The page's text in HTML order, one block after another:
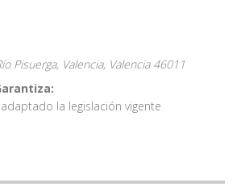
Pisuerga, Valencia, Valencia 46011
la legislación vigente